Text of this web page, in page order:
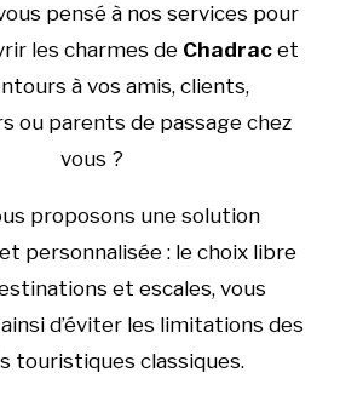
pensé à nos services pour
les charmes de Chadracet
à vos amis, clients,
ou parents de passage chez
vous ?
proposons une solution
personnalisée : le choix libre
et escales, vous
d’éviter les limitations des
touristiques classiques.